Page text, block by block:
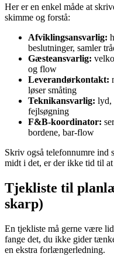
Her er en enkel måde at
skimme og forstå:
Afviklingsansvarlig:
beslutninger, samler
Gæsteansvarlig:
og flow
Leverandørkontakt:
løser småting
Teknikansvarlig: lyd,
fejlsøgning
F&B-koordinator:
bordene, bar-flow
Skriv også telefonnumre ind
midt i det, er der ikke tid til
Tjekliste til
skarp)
En tjekliste må gerne være
fange det, du ikke gider
en ekstra forlængerledning.